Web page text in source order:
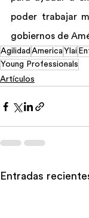
poder trabajar
gobiernos de
Agilidad America Ylai
Young Professionals
Artículos
Entradas